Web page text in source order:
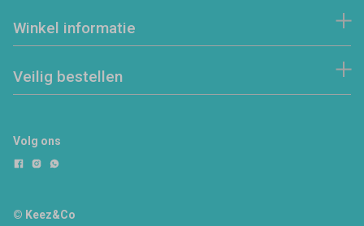
Winkel informatie
Veilig bestellen
Volg ons
© Keez&Co